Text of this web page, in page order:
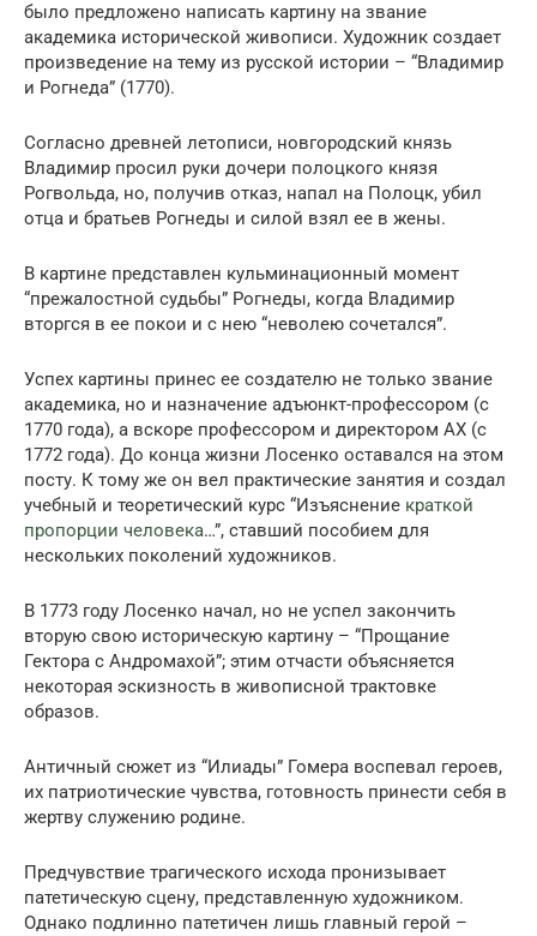
было предложено написать картину на звание
академика исторической живописи. Художник создает
произведение на тему из русской истории – “Владимир
и Рогнеда” (1770).
Согласно древней летописи, новгородский князь
Владимир просил руки дочери полоцкого князя
Рогвольда, но, получив отказ, напал на Полоцк, убил
отца и братьев Рогнеды и силой взял ее в жены.
В картине представлен кульминационный момент
“прежалостной судьбы” Рогнеды, когда Владимир
вторгся в ее покои и с нею “неволею сочетался”.
Успех картины принес ее создателю не только звание
академика, но и назначение адъюнкт-профессором (с
1770 года), а вскоре профессором и директором АХ (с
1772 года). До конца жизни Лосенко оставался на этом
посту. К тому же он вел практические занятия и создал
учебный и теоретический курс “Изъяснение краткой
пропорции человека…”, ставший пособием для
нескольких поколений художников.
В 1773 году Лосенко начал, но не успел закончить
вторую свою историческую картину – “Прощание
Гектора с Андромахой”; этим отчасти объясняется
некоторая эскизность в живописной трактовке
образов.
Античный сюжет из “Илиады” Гомера воспевал героев,
их патриотические чувства, готовность принести себя в
жертву служению родине.
Предчувствие трагического исхода пронизывает
патетическую сцену, представленную художником.
Однако подлинно патетичен лишь главный герой –